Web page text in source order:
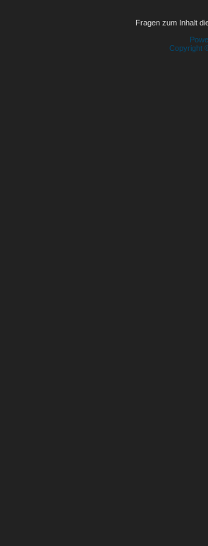
Fragen zum Inhalt
Copyright